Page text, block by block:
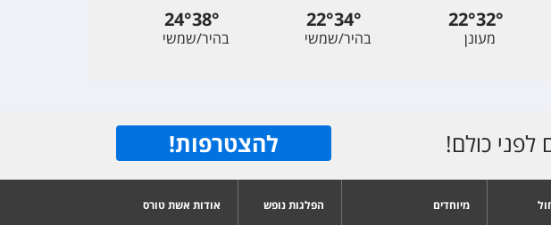
32°
22°
מעונן
34°
22°
בהיר/שמשי
38°
24°
בהיר/שמשי
לפני כולם! להצטרפות!
מיוחדים
הפלגות נופש
אודות אשת טורס